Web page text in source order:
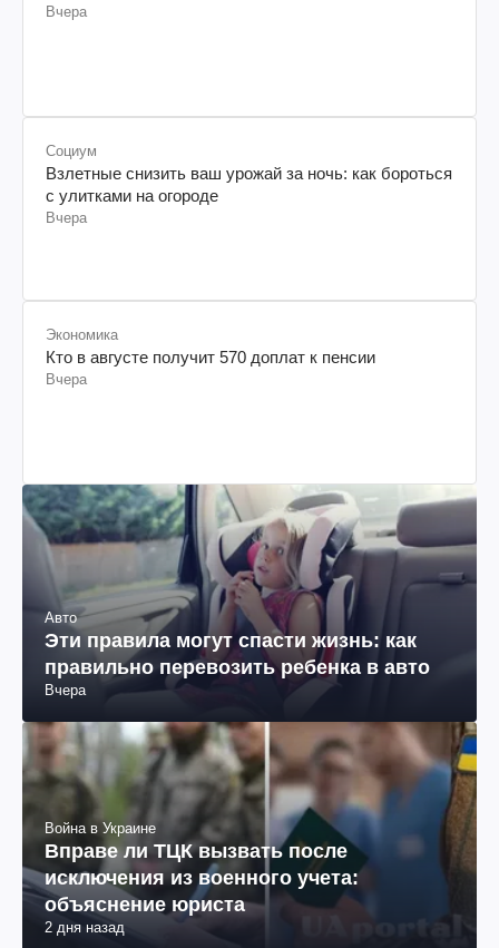
Вчера
Социум
Взлетные снизить ваш урожай за ночь: как бороться
с улитками на огороде
Вчера
Экономика
Кто в августе получит 570 доплат к пенсии
Вчера
Авто
Эти правила могут спасти жизнь: как
правильно перевозить ребенка в авто
Вчера
Война в Украине
Вправе ли ТЦК вызвать после
исключения из военного учета:
объяснение юриста
2 дня назад